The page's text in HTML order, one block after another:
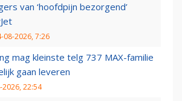
van ‘hoofdpijn bezorgend’
08-2026, 7:26
mag kleinste telg 737 MAX-familie
gaan leveren
2026, 22:54